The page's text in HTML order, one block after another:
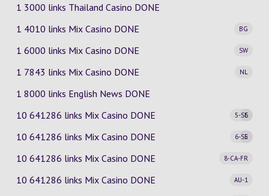
1 3000 links Thailand Casino DONE
1 4010 links Mix Casino
BG
DONE
1 6000 links Mix Casino
SW
DONE
1 7843 links Mix Casino
NL
DONE
1 8000 links English News DONE
10 641286 links Mix Casino
5-SE
6
DONE
10 641286 links Mix Casino
6-SE
5
DONE
10 641286 links Mix Casino
8-CA-FR
DONE
10 641286 links Mix Casino
AU-1
DONE